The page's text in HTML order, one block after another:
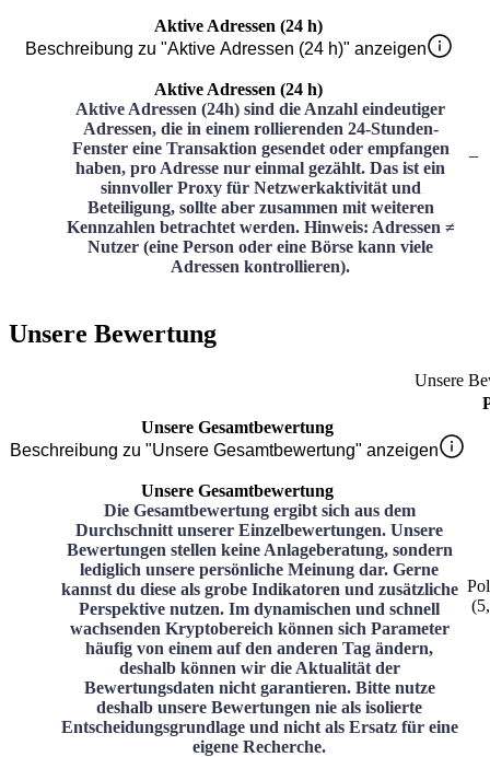
Aktive Adressen (24 h)
Beschreibung zu "Aktive Adressen (24 h)" anzeigen
Aktive Adressen (24 h)
Aktive Adressen (24h) sind die Anzahl eindeutiger
Adressen, die in einem rollierenden 24-Stunden-
Fenster eine Transaktion gesendet oder empfangen
haben, pro Adresse nur einmal gezählt. Das ist ein
sinnvoller Proxy für Netzwerkaktivität und
Beteiligung, sollte aber zusammen mit weiteren
Kennzahlen betrachtet werden. Hinweis: Adressen ≠
Nutzer (eine Person oder eine Börse kann viele
Adressen kontrollieren).
–
Unsere Bewertung
Unsere
Unsere Gesamtbewertung
Beschreibung zu "Unsere Gesamtbewertung" anzeigen
Unsere Gesamtbewertung
Die Gesamtbewertung ergibt sich aus dem
Durchschnitt unserer Einzelbewertungen. Unsere
Bewertungen stellen keine Anlageberatung, sondern
lediglich unsere persönliche Meinung dar. Gerne
kannst du diese als grobe Indikatoren und zusätzliche
Perspektive nutzen. Im dynamischen und schnell
wachsenden Kryptobereich können sich Parameter
häufig von einem auf den anderen Tag ändern,
deshalb können wir die Aktualität der
Bewertungsdaten nicht garantieren. Bitte nutze
deshalb unsere Bewertungen nie als isolierte
Entscheidungsgrundlage und nicht als Ersatz für eine
eigene Recherche.
(